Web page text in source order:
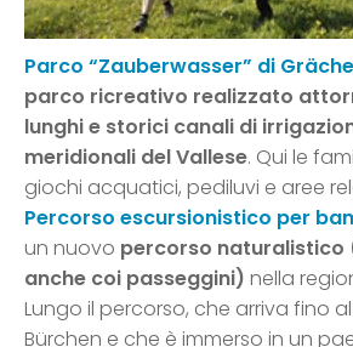
Parco “Zauberwasser” di
parco ricreativo realizzato
lunghi e storici canali di
meridionali del Vallese. Qui le
giochi acquatici, pediluvi e aree
Percorso escursionistico per
un nuovo percorso
anche coi passeggini) nella
Lungo il percorso, che arriva fino
Bürchen e che è immerso in un